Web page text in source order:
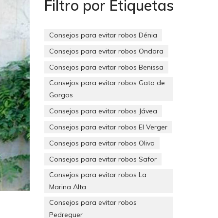
Filtro por Etiquetas
Consejos para evitar robos Dénia
Consejos para evitar robos Ondara
Consejos para evitar robos Benissa
Consejos para evitar robos Gata de
Gorgos
Consejos para evitar robos Jávea
Consejos para evitar robos El Verger
Consejos para evitar robos Oliva
Consejos para evitar robos Safor
Consejos para evitar robos La
Marina Alta
Consejos para evitar robos
Pedreguer